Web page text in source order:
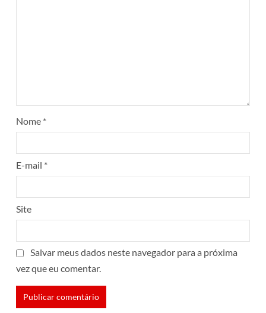
Nome *
E-mail *
Site
Salvar meus dados neste navegador para a próxima
vez que eu comentar.